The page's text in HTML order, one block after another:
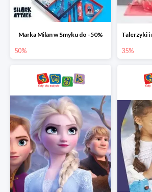
Marka Milan w Smyku do -50%
50% 35%